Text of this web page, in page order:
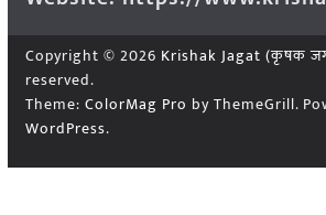
Copyright © 2026 Krishak Jagat (कृषक
reserved.
Theme: ColorMag Pro by ThemeGrill.
WordPress.